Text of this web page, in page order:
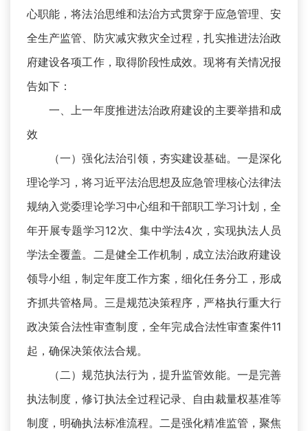
心职能，将法治思维和法治方式贯穿于应急管理、安
全生产监管、防灾减灾救灾全过程，扎实推进法治政
府建设各项工作，取得阶段性成效。现将有关情况报
告如下：
一、上一年度推进法治政府建设的主要举措和成
效
（一）强化法治引领，夯实建设基础。一是深化
理论学习，将习近平法治思想及应急管理核心法律法
规纳入党委理论学习中心组和干部职工学习计划，全
年开展专题学习12次、集中学法4次，实现执法人员
学法全覆盖。二是健全工作机制，成立法治政府建设
领导小组，制定年度工作方案，细化任务分工，形成
齐抓共管格局。三是规范决策程序，严格执行重大行
政决策合法性审查制度，全年完成合法性审查案件11
起，确保决策依法合规。
（二）规范执法行为，提升监管效能。一是完善
执法制度，修订执法全过程记录、自由裁量权基准等
制度，明确执法标准流程。二是强化精准监管，聚焦